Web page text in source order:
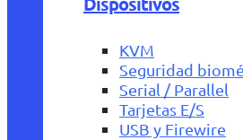
KVM
Seguridad
Serial / Parallel
Tarjetas E/S
USB y Firewire